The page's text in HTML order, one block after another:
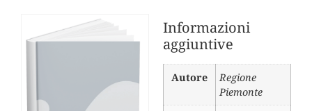
Informazioni
aggiuntive
Autore
Regione
Piemonte